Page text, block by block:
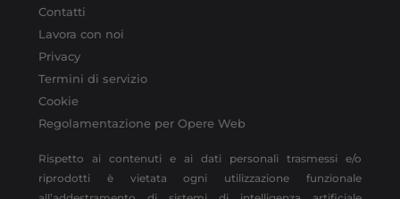
Contatti
Lavora con noi
Privacy
Termini di servizio
Cookie
Regolamentazione per Opere Web
Rispetto ai contenuti e ai dati personali trasmessi e/o
riprodotti è vietata ogni utilizzazione funzionale